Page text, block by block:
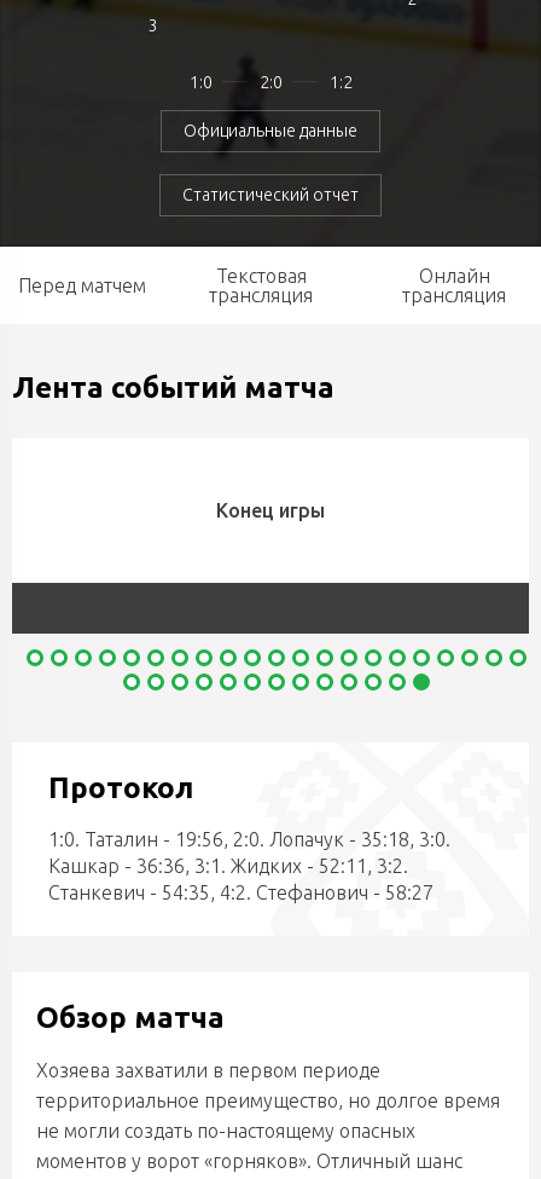
3
1:0 2:0 1:2
Официальные данные
Статистический отчет
Перед матчем
Текстовая
трансляция
Онлайн
трансляция
Лента событий матча
Конец игры
Протокол
1:0. Таталин - 19:56, 2:0. Лопачук - 35:18, 3:0.
Кашкар - 36:36, 3:1. Жидких - 52:11, 3:2.
Станкевич - 54:35, 4:2. Стефанович - 58:27
Обзор матча
Хозяева захватили в первом периоде
территориальное преимущество, но долгое время
не могли создать по-настоящему опасных
моментов у ворот «горняков». Отличный шанс